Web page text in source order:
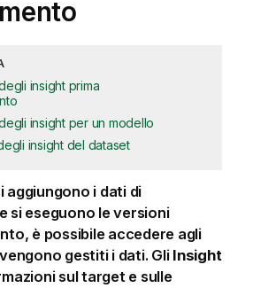
insight prima
insight per un modello
insight del dataset
aggiungono i dati di
si eseguono le versioni
è possibile accedere agli
gestiti i dati. Gli Insight
sul target e sulle